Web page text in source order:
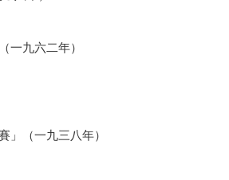
一九六二年）
」（一九三八年）